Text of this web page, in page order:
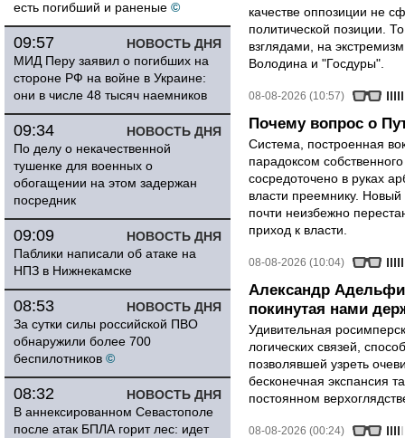
есть погибший и раненые ©
НОВОСТЬ ДНЯ
09:57
МИД Перу заявил о погибших на
стороне РФ на войне в Украине:
они в числе 48 тысяч наемников
НОВОСТЬ ДНЯ
09:34
По делу о некачественной
тушенке для военных о
обогащении на этом задержан
посредник
НОВОСТЬ ДНЯ
09:09
Паблики написали об атаке на
НПЗ в Нижнекамске
НОВОСТЬ ДНЯ
08:53
За сутки силы российской ПВО
обнаружили более 700
беспилотников ©
НОВОСТЬ ДНЯ
08:32
В аннексированном Севастополе
после атак БПЛА горит лес: идет
качестве оппозиции не
политической позиции.
взглядами, на
Володина и "Госдуры".
08-08-2026 (10:57)
Почему вопрос о
Система, построенная
парадоксом
сосредоточено в руках
власти преемнику.
почти неизбежно
приход к власти.
08-08-2026 (10:04)
Александр
покинутая нами
Удивительная
логических связей,
позволявшей узреть
бесконечная экспансия
постоянном
08-08-2026 (00:24)